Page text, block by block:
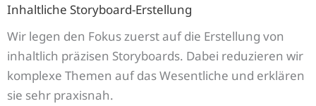
Inhaltliche Storyboard-Erstellung
Wir legen den Fokus zuerst auf die Erstellung von
inhaltlich präzisen Storyboards. Dabei reduzieren wir
komplexe Themen auf das Wesentliche und erklären
sie sehr praxisnah.